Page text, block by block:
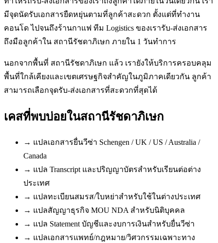
มีจุดนัดรับเอกสารยืดหยุ่นตามที่ลูกค้าสะดวก ตั้งแต่ที่ทำงาน
คอนโด ไปจนถึงร้านกาแฟ ทีม Logistics ของเรารับ-ส่งเอกสาร
ถึงมือลูกค้าใน สถานีรัชดาภิเษก ภายใน 1 วันทำการ
นอกจากพื้นที่ สถานีรัชดาภิเษก แล้ว เรายังให้บริการครอบคลุม
พื้นที่ใกล้เคียงและเขตเศรษฐกิจสำคัญในภูมิภาคเดียวกัน ลูกค้า
สามารถเลือกจุดรับ-ส่งเอกสารที่สะดวกที่สุดได้
เคสที่พบบ่อยในสถานีรัชดาภิเษก
→ แปลเอกสารยื่นวีซ่า Schengen / UK / US / Australia /
Canada
→ แปล Transcript และปริญญาบัตรสำหรับเรียนต่อต่าง
ประเทศ
→ แปลทะเบียนสมรส/ใบหย่าสำหรับใช้ในต่างประเทศ
→ แปลสัญญาธุรกิจ MOU NDA สำหรับนิติบุคคล
→ แปล Statement บัญชีและงบการเงินสำหรับยื่นวีซ่า
→ แปลเอกสารแพทย์/กฎหมาย/วิศวกรรมเฉพาะทาง